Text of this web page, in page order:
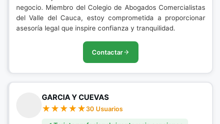
negocio. Miembro del Colegio de Abogados Comercialistas
del Valle del Cauca, estoy comprometida a proporcionar
asesoría legal que inspire confianza y tranquilidad.
Contactar
GARCIA Y CUEVAS
30 Usuarios